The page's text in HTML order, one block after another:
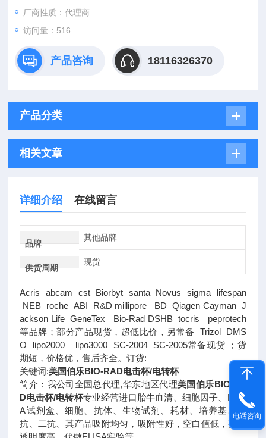
厂商性质：代理商
访问量：516
产品咨询 18116326370
产品分类
相关文章
详细介绍 在线留言
品牌
其他品牌
供货周期
现货
Acris abcam cst Biorbyt santa Novus sigma lifespan
NEB roche ABI R&D millipore BD Qiagen Cayman J
ackson Life GeneTex Bio-Rad DSHB tocris peprotech
等品牌；部分产品现货，超低比价，另常备 Trizol DMS
O lipo2000 lipo3000 SC-2004 SC-2005常备现货 ；货
期短，价格优，售后齐全。订货:
关键词:美国伯乐BIO-RAD电击杯/电转杯
简介：我公司全国总代理,华东地区代理美国伯乐BIO-RA
D电击杯/电转杯专业经营进口胎牛血清、细胞因子、ELIS
A试剂盒、细胞、抗体、生物试剂、耗材、培养基、一
抗、二抗、其产品吸附均匀，吸附性好，空白值低，孔底
电话咨询